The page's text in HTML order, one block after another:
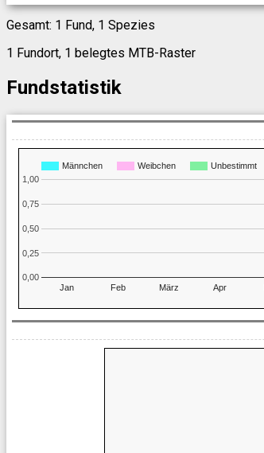
Gesamt: 1 Fund, 1 Spezies
1 Fundort, 1 belegtes MTB-Raster
Fundstatistik
Männchen Weibchen Unbestimmt
Jan Feb März Apr
0,00
0,25
0,50
0,75
1,00